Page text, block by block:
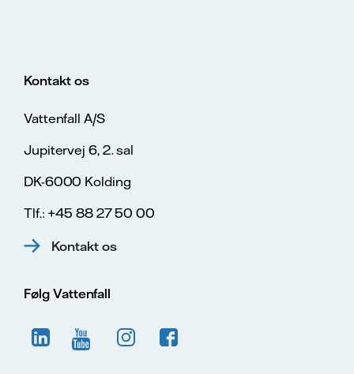
Kontakt os
Vattenfall A/S
Jupitervej 6, 2. sal
DK-6000 Kolding
Tlf.: +45 88 27 50 00
Kontakt os
Følg Vattenfall